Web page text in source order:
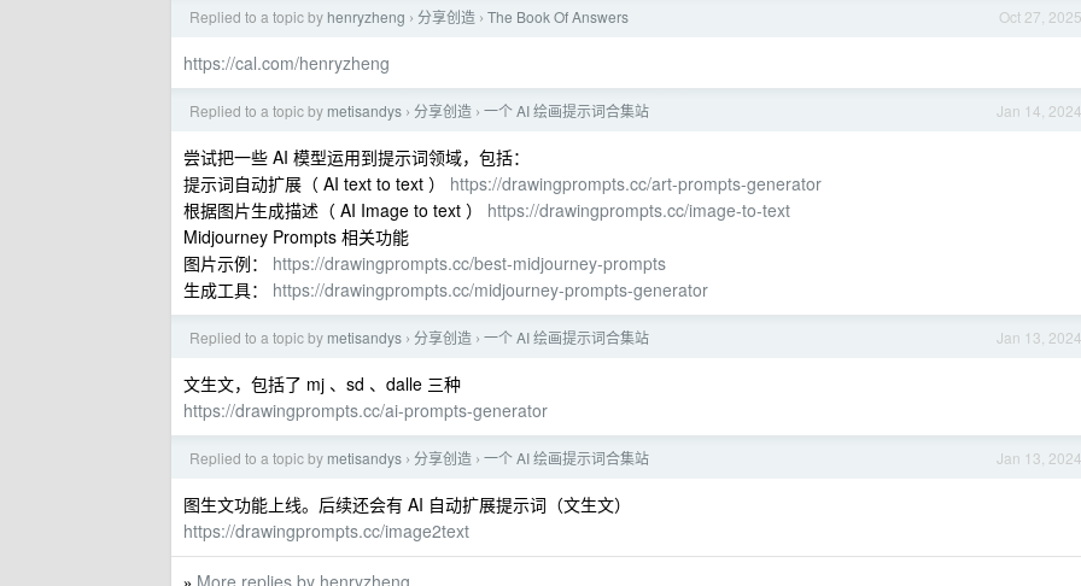
Oct 27, 2025
Replied to a topic by henryzheng › 分享创造 › The Book Of Answers
https://cal.com/henryzheng
Jan 14, 2024
Replied to a topic by metisandys › 分享创造 › 一个 AI 绘画提示词合集站
尝试把一些 AI 模型运用到提示词领域，包括：
提示词自动扩展（ AI text to text ） https://drawingprompts.cc/art-prompts-generator
根据图片生成描述（ AI Image to text ） https://drawingprompts.cc/image-to-text
Midjourney Prompts 相关功能
图片示例： https://drawingprompts.cc/best-midjourney-prompts
生成工具： https://drawingprompts.cc/midjourney-prompts-generator
Jan 13, 2024
Replied to a topic by metisandys › 分享创造 › 一个 AI 绘画提示词合集站
文生文，包括了 mj 、sd 、dalle 三种
https://drawingprompts.cc/ai-prompts-generator
Jan 13, 2024
Replied to a topic by metisandys › 分享创造 › 一个 AI 绘画提示词合集站
图生文功能上线。后续还会有 AI 自动扩展提示词（文生文）
https://drawingprompts.cc/image2text
More replies by henryzheng